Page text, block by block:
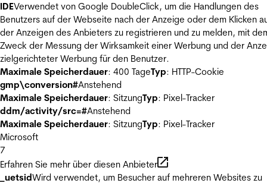
IDEVerwendet von Google DoubleClick, um die Handlungen des
Benutzers auf der Webseite nach der Anzeige oder dem Klicken
der Anzeigen des Anbieters zu registrieren und zu melden, mit
Zweck der Messung der Wirksamkeit einer Werbung und der
zielgerichteter Werbung für den Benutzer.
Maximale Speicherdauer: 400 TageTyp: HTTP-Cookie
gmp\conversion#Anstehend
Maximale Speicherdauer: SitzungTyp: Pixel-Tracker
ddm/activity/src=#Anstehend
Maximale Speicherdauer: SitzungTyp: Pixel-Tracker
Microsoft
7
Erfahren Sie mehr über diesen Anbieter
_uetsidWird verwendet, um Besucher auf mehreren Websites zu